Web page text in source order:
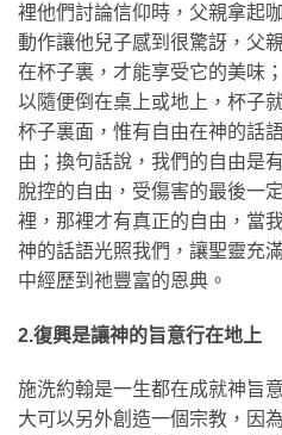
裡他們討論信仰時，父親拿起
動作讓他兒子感到很驚訝，父
在杯子裏，才能享受它的美味
以隨便倒在桌上或地上，杯子
杯子裏面，惟有自由在神的話
由；換句話說，我們的自由是
脫控的自由，受傷害的最後一
裡，那裡才有真正的自由，當
神的話語光照我們，讓聖靈充
中經歷到祂豐富的恩典。
2.復興是讓神的旨意行在地上
施洗約翰是一生都在成就神旨
大可以另外創造一個宗教，因